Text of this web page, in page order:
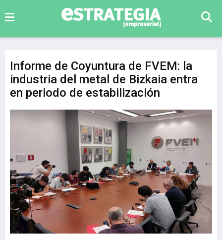
Informe de Coyuntura de FVEM: la
industria del metal de Bizkaia entra
en periodo de estabilización